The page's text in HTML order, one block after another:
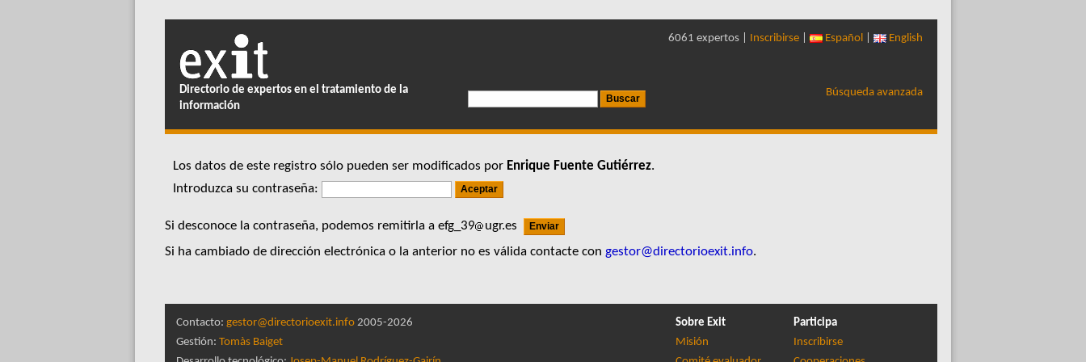
Directorio de expertos en el tratamiento de la
información
6061 expertos | Inscribirse Español English
Búsqueda avanzada
Los datos de este registro sólo pueden ser modificados por Enrique Fuente Gutiérrez.
Introduzca su contraseña:
Si desconoce la contraseña, podemos remitirla a efg_39
ugr.es
Si ha cambiado de dirección electrónica o la anterior no es válida contacte con gestor@directorioexit.info.
Contacto: gestor@directorioexit.info 2005-2026
Gestión: Tomàs Baiget
Sobre Exit
Misión
Participa
Inscribirse